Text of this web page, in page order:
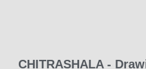
CHITRASHALA -